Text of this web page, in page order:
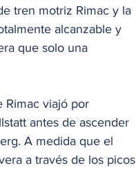
tren motriz Rimac y la
alcanzable y
que solo una
Rimac viajó por
antes de ascender
A medida que el
a través de los picos